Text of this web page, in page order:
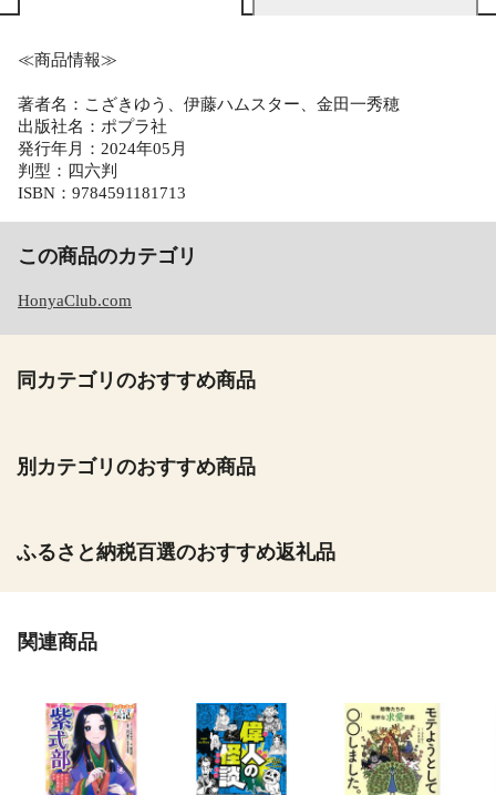
≪商品情報≫
著者名：こざきゆう、伊藤ハムスター、金田一秀穂
出版社名：ポプラ社
発行年月：2024年05月
判型：四六判
ISBN：9784591181713
この商品のカテゴリ
HonyaClub.com
同カテゴリのおすすめ商品
別カテゴリのおすすめ商品
ふるさと納税百選のおすすめ返礼品
関連商品